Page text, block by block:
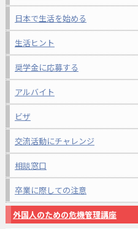
日本で生活を始める
生活ヒント
奨学金に応募する
アルバイト
ビザ
交流活動にチャレンジ
相談窓口
卒業に際しての注意
外国人のための危機管理講座